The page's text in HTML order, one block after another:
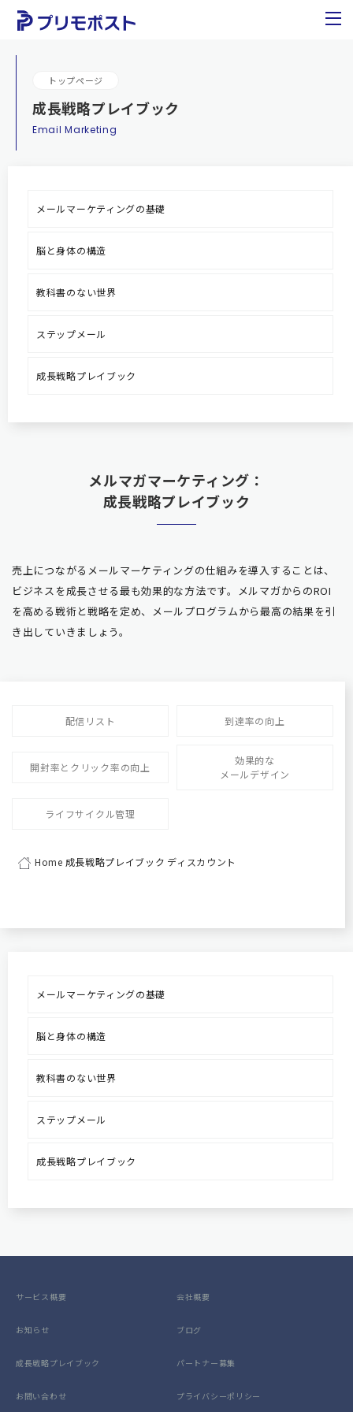
トップページ
成長戦略プレイブック
Email Marketing
メールマーケティングの基礎
脳と身体の構造
教科書のない世界
ステップメール
成長戦略プレイブック
メルマガマーケティング：
成長戦略プレイブック
売上につながるメールマーケティングの仕組みを導入することは、
ビジネスを成長させる最も効果的な方法です。メルマガからのROI
を高める戦術と戦略を定め、メールプログラムから最高の結果を引
き出していきましょう。
配信リスト 到達率の向上
開封率とクリック率の向上
効果的な
メールデザイン
ライフサイクル管理
Home 成長戦略プレイブック ディスカウント
メールマーケティングの基礎
脳と身体の構造
教科書のない世界
ステップメール
成長戦略プレイブック
サービス概要 会社概要
お知らせ ブログ
成長戦略プレイブック パートナー募集
お問い合わせ プライバシーポリシー